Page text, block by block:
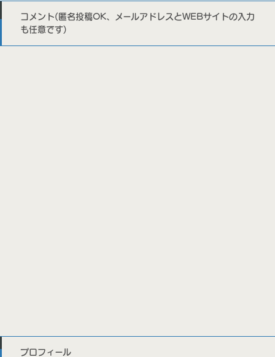
コメント(匿名投稿OK、メールアドレスとWEBサイトの入力
も任意です)
プロフィール